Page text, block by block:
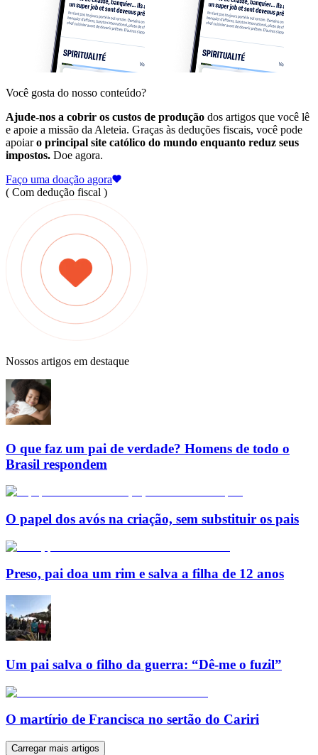
Você gosta do nosso conteúdo?
Ajude-nos a cobrir os custos de produção dos artigos que você lê
e apoie a missão da Aleteia. Graças às deduções fiscais, você pode
apoiaro principal site católico do mundo enquanto reduz seus
impostos. Doe agora.
Faço uma doação agora
( Com dedução fiscal )
Nossos artigos em destaque
O que faz um pai de verdade? Homens de todo o
Brasil respondem
O papel dos avós na criação, sem substituir os pais
Preso, pai doa um rim e salva a filha de 12 anos
Um pai salva o filho da guerra: “Dê-me o fuzil”
O martírio de Francisca no sertão do Cariri
Carregar mais artigos